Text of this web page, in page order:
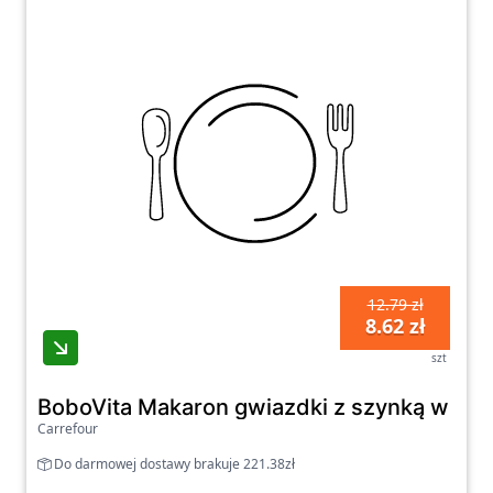
Zapraszamy do zapoznania się z naszą ofertą
i wybierania zdrowych alternatyw dla
tradycyjnych dań dla najmłodszych!
12.79 zł
8.62 zł
szt
BoboVita Makaron gwiazdki z szynką w
Carrefour
Do darmowej dostawy brakuje 221.38zł